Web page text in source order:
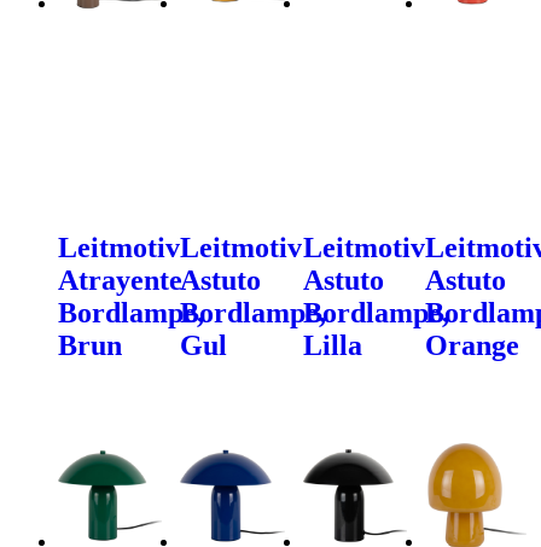
Leitmotiv
Atrayente
Bordlampe,
Brun
Leitmotiv
Astuto
Bordlampe,
Gul
Leitmotiv
Astuto
Bordlampe,
Lilla
Astuto
Orange